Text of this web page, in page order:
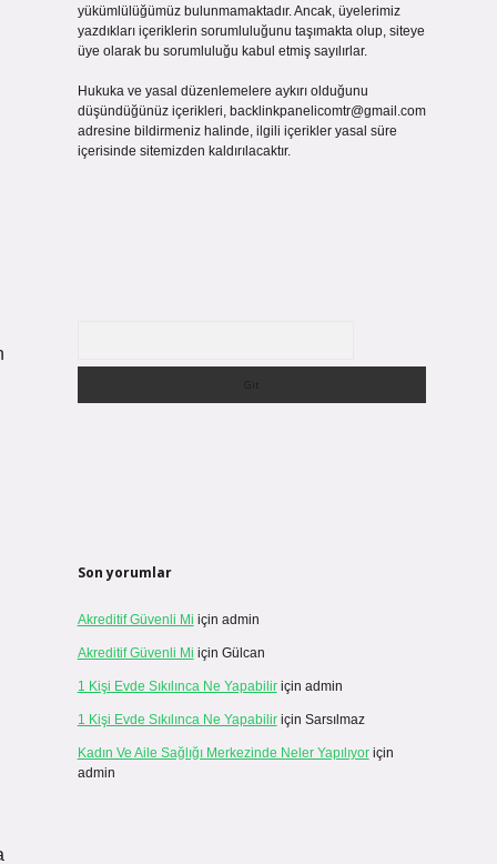
yükümlülüğümüz bulunmamaktadır. Ancak, üyelerimiz
yazdıkları içeriklerin sorumluluğunu taşımakta olup, siteye
üye olarak bu sorumluluğu kabul etmiş sayılırlar.
Hukuka ve yasal düzenlemelere aykırı olduğunu
düşündüğünüz içerikleri, backlinkpanelicomtr@gmail.com
adresine bildirmeniz halinde, ilgili içerikler yasal süre
içerisinde sitemizden kaldırılacaktır.
Son yorumlar
Akreditif Güvenli Mi için admin
Akreditif Güvenli Mi için Gülcan
1 Kişi Evde Sıkılınca Ne Yapabiliriçin admin
1 Kişi Evde Sıkılınca Ne Yapabiliriçin Sarsılmaz
Kadın Ve Aile Sağlığı Merkezinde Neler Yapılıyoriçin
admin